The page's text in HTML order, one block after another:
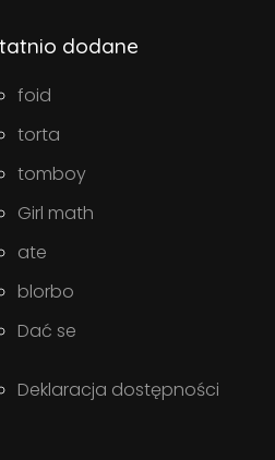
dodane
foid
torta
tomboy
Girl math
ate
blorbo
Dać se
Deklaracja dostępności